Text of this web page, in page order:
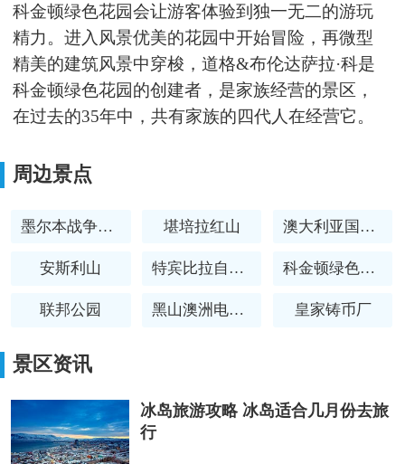
科金顿绿色花园会让游客体验到独一无二的游玩
精力。进入风景优美的花园中开始冒险，再微型
精美的建筑风景中穿梭，道格&布伦达萨拉·科是
科金顿绿色花园的创建者，是家族经营的景区，
在过去的35年中，共有家族的四代人在经营它。
周边景点
墨尔本战争纪念馆 堪培拉红山 澳大利亚国家植物园
安斯利山 特宾比拉自然保护区 科金顿绿色花园
联邦公园 黑山澳洲电讯塔 皇家铸币厂
景区资讯
冰岛旅游攻略 冰岛适合几月份去旅
行